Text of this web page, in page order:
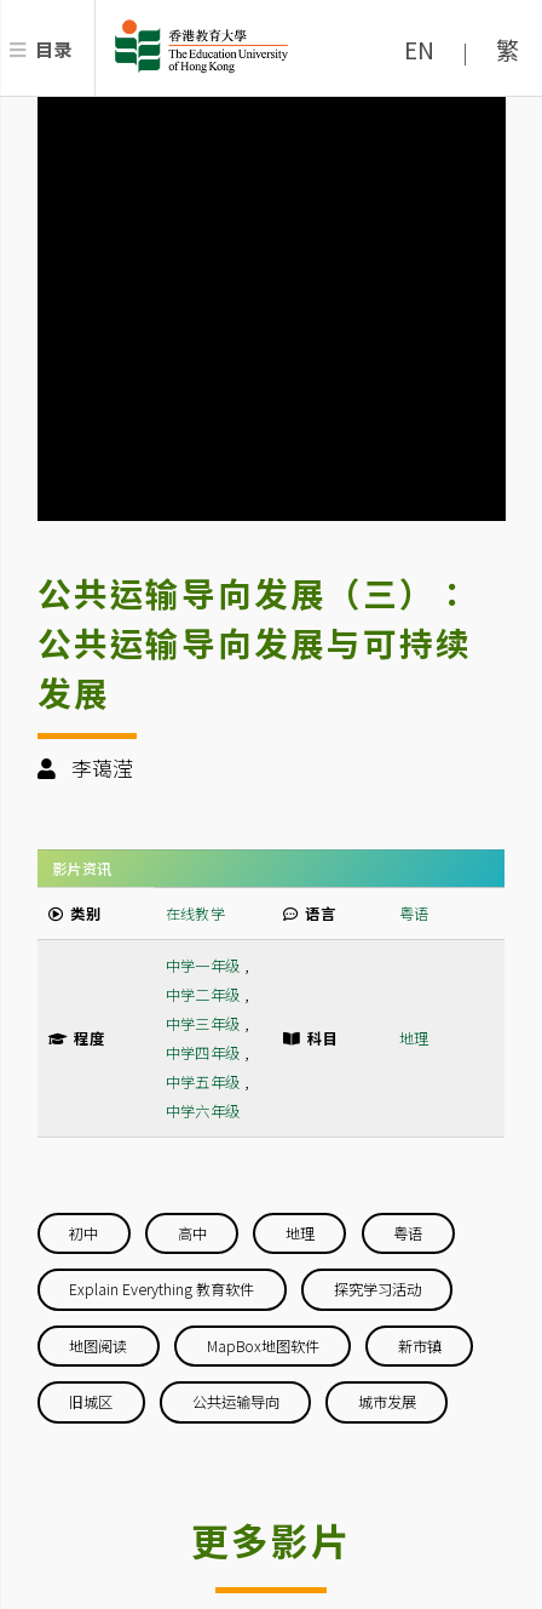
目录 EN | 繁
公共运输导向发展（三）：
公共运输导向发展与可持续
发展
李蔼滢
影片资讯
类别 在线教学 语言 粤语
程度
中学一年级 ,
中学二年级 ,
中学三年级 ,
中学四年级 ,
中学五年级 ,
中学六年级
科目 地理
初中 高中 地理 粤语
Explain Everything 教育软件 探究学习活动
地图阅读 MapBox地图软件 新市镇
旧城区 公共运输导向 城市发展
更多影片